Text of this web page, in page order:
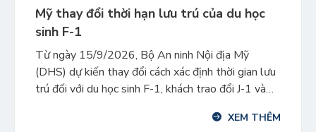
Mỹ thay đổi thời hạn lưu trú của du học
sinh F-1
Từ ngày 15/9/2026, Bộ An ninh Nội địa Mỹ
(DHS) dự kiến thay đổi cách xác định thời gian lưu
trú đối với du học sinh F-1, khách trao đổi J-1 và
định mới, cơ chế “Duration of Status” (D/S) sẽXEM THÊM